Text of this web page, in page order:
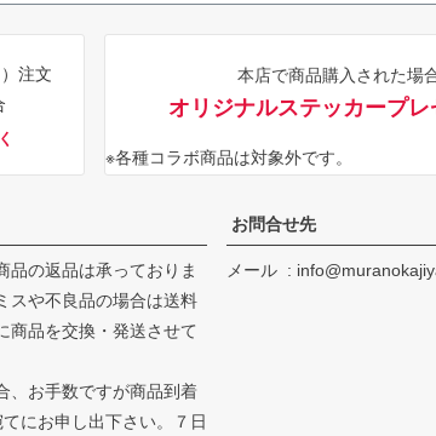
注文
本店で商品購入された場
オリジナルステッカープ
※各種コラボ商品は対象外です。
品の返品は承っておりま
スや不良品の場合は送料
商品を交換・発送させて
、お手数ですが商品到着
にお申し出下さい。７日
お問合せ先
メール